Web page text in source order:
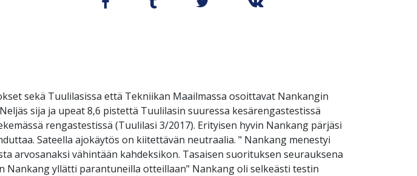
sekä Tuulilasissa että Tekniikan Maailmassa osoittavat Nankangin
sija ja upeat 8,6 pistettä Tuulilasin suuressa kesärengastestissä
rengastestissä (Tuulilasi 3/2017). Erityisen hyvin Nankang pärjäsi
Sateella ajokäytös on kiitettävän neutraalia. " Nankang menestyi
arvosanaksi vähintään kahdeksikon. Tasaisen suorituksen seurauksena
yllätti parantuneilla otteillaan" Nankang oli selkeästi testin